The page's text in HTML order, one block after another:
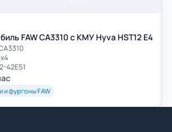
FAW CA3310 с КМУ Hyva HST12 E4
42E51
и фургоны FAW